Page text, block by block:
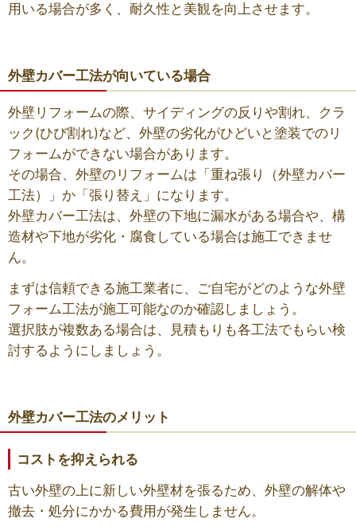
用いる場合が多く、耐久性と美観を向上させます。
外壁カバー工法が向いている場合
外壁リフォームの際、サイディングの反りや割れ、クラ
ック(ひび割れ)など、外壁の劣化がひどいと塗装でのリ
フォームができない場合があります。
その場合、外壁のリフォームは「重ね張り（外壁カバー
工法）」か「張り替え」になります。
外壁カバー工法は、外壁の下地に漏水がある場合や、構
造材や下地が劣化・腐食している場合は施工できませ
ん。
まずは信頼できる施工業者に、ご自宅がどのような外壁
フォーム工法が施工可能なのか確認しましょう。
選択肢が複数ある場合は、見積もりも各工法でもらい検
討するようにしましょう。
外壁カバー工法のメリット
コストを抑えられる
古い外壁の上に新しい外壁材を張るため、外壁の解体や
撤去・処分にかかる費用が発生しません。